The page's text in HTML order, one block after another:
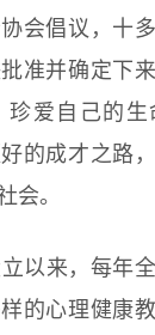
会倡议，十
准并确定下
珍爱自己的
的成才之路
会。
以来，每年
的心理健康